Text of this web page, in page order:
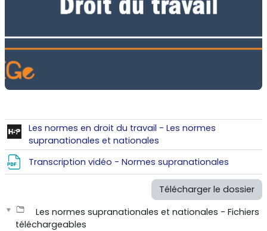
Résumé de section
Les normes en droit du travail - Les normes
supranationales et nationales
Transcription vidéo - Normes supranationales
Télécharger le dossier
Les normes supranationales et nationales - Fichiers
téléchargeables